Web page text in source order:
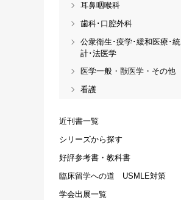
耳鼻咽喉科
歯科･口腔外科
公衆衛生･疫学･緩和医療･統
計･法医学
医学一般・獣医学・その他
看護
近刊書一覧
シリーズから探す
好評参考書・教科書
臨床留学への道 USMLE対策
学会出展一覧